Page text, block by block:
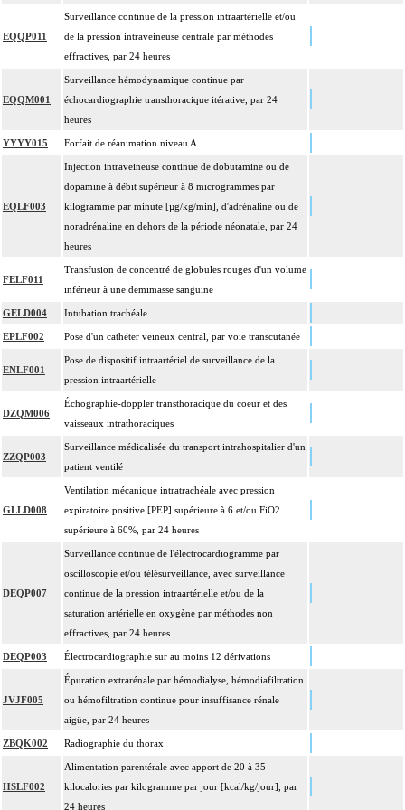
intrathoracique associée, la pose de drain pleural et/ou péricardique.
Les actes sur le thorax, par thoracotomie incluent l'évacuation de collection
4
Les actes avec dérivation vasculaire [shunt] incluent la pose d'une dérivation
inerte ou pulsée, et son ablation.
Facturation : les suppléments de numérisation ou la radioscopie de longue
EQQP011
Surveillance continue de la pression intraartérielle et/ou
de la pression intraveineuse centrale par méthodes
effractives, par 24 heures
EQQM001
Surveillance hémodynamique continue par
échocardiographie transthoracique itérative, par 24
heures
YYYY015 Forfait de réanimation niveau A
EQLF003
Injection intraveineuse continue de dobutamine ou de
dopamine à débit supérieur à 8 microgrammes par
kilogramme par minute [µg/kg/min], d'adrénaline ou de
noradrénaline en dehors de la période néonatale, par 24
heures
FELF011
Transfusion de concentré de globules rouges d'un volume
inférieur à une demimasse sanguine
GELD004 Intubation trachéale
EPLF002 Pose d'un cathéter veineux central, par voie transcutanée
ENLF001
Pose de dispositif intraartériel de surveillance de la
pression intraartérielle
DZQM006
Échographie-doppler transthoracique du coeur et des
vaisseaux intrathoraciques
ZZQP003
Surveillance médicalisée du transport intrahospitalier d'un
patient ventilé
GLLD008
Ventilation mécanique intratrachéale avec pression
expiratoire positive [PEP] supérieure à 6 et/ou FiO2
supérieure à 60%, par 24 heures
DEQP007
Surveillance continue de l'électrocardiogramme par
oscilloscopie et/ou télésurveillance, avec surveillance
continue de la pression intraartérielle et/ou de la
saturation artérielle en oxygène par méthodes non
effractives, par 24 heures
DEQP003 Électrocardiographie sur au moins 12 dérivations
JVJF005
Épuration extrarénale par hémodialyse, hémodiafiltration
ou hémofiltration continue pour insuffisance rénale
aigüe, par 24 heures
ZBQK002 Radiographie du thorax
HSLF002
Alimentation parentérale avec apport de 20 à 35
kilocalories par kilogramme par jour [kcal/kg/jour], par
24 heures